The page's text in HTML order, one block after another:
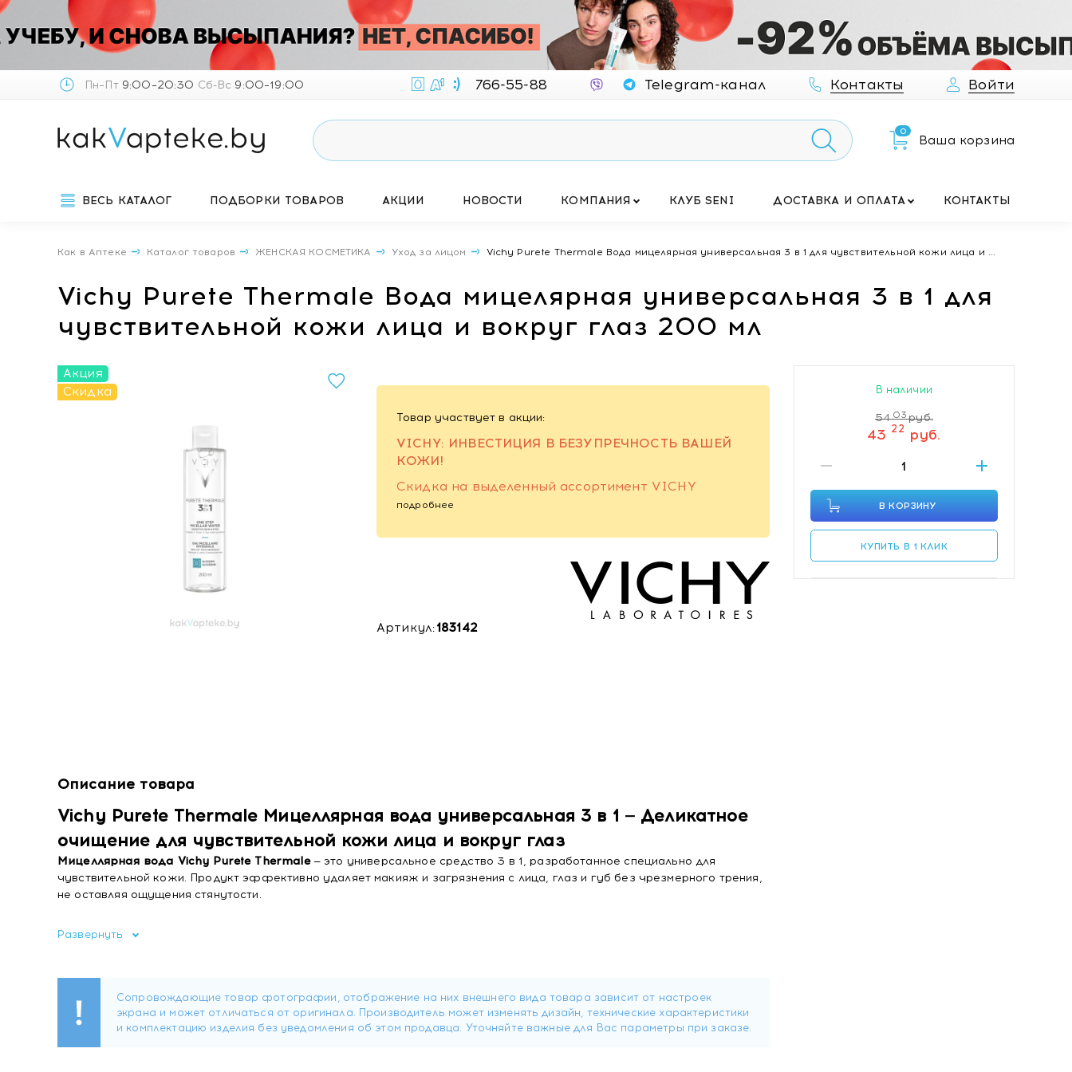
Пн–Пт9:00–20:30 Сб-Вс 9:00–19:00 766-55-88 Telegram-канал Контакты Войти
0
Ваша корзина
ВЕСЬ КАТАЛОГ ПОДБОРКИ ТОВАРОВ АКЦИИ НОВОСТИ КОМПАНИЯ КЛУБ SENI ДОСТАВКА И ОПЛАТА КОНТАКТЫ
Как в Аптеке Каталог товаров ЖЕНСКАЯ КОСМЕТИКА Уход за лицом Vichy Purete Thermale Вода мицелярная универсальная 3 в 1 для чувствительной кожи лица и ...
Vichy Purete Thermale Вода мицелярная универсальная 3 в 1 для
чувствительной кожи лица и вокруг глаз 200 мл
Акция
Скидка
Товар участвует в акции:
VICHY: ИНВЕСТИЦИЯ В БЕЗУПРЕЧНОСТЬ ВАШЕЙ
КОЖИ!
Скидка на выделенный ассортимент VICHY
подробнее
Артикул:183142
Описание товара
Vichy Purete Thermale Мицеллярная вода универсальная 3 в 1 — Деликатное
очищение для чувствительной кожи лица и вокруг глаз
Мицеллярная вода Vichy Purete Thermale— это универсальное средство 3 в 1, разработанное специально для
чувствительной кожи. Продукт эффективно удаляет макияж и загрязнения с лица, глаз и губ без чрезмерного трения,
не оставляя ощущения стянутости.
Формула протестирована под дерматологическим и офтальмологическим контролем, не содержит спирта, парабенов
Ключевые преимущества
Универсальность 3 в 1:Одно средство для снятия макияжа с лица, глаз и губ
Развернуть
В наличии
54 03 руб.
43 22 руб.
В КОРЗИНУ
КУПИТЬ В 1 КЛИК